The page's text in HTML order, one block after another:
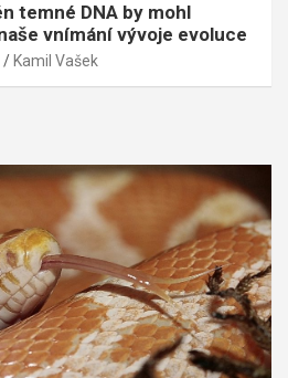
temné DNA by mohl
vnímání vývoje evoluce
Kamil Vašek